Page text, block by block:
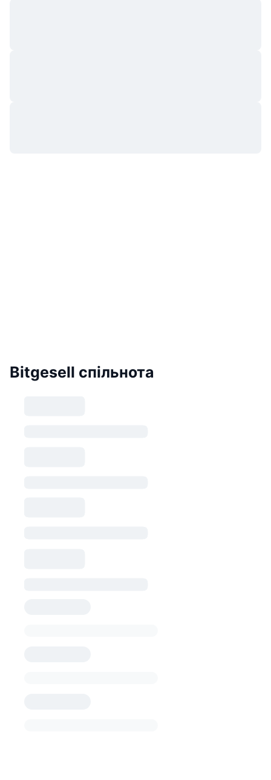
Bitgesell спільнота